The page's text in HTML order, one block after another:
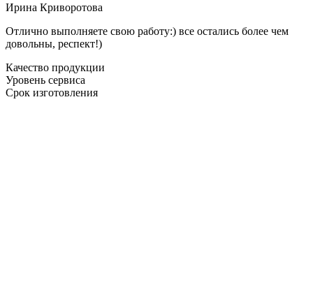
Ирина Криворотова
Отлично выполняете свою работу:) все остались более чем
довольны, респект!)
Качество продукции
Уровень сервиса
Срок изготовления